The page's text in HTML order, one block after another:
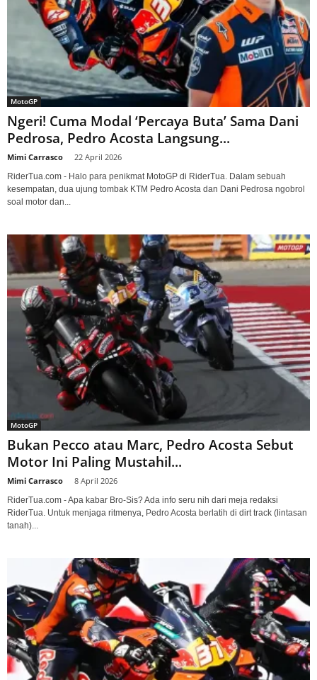
MotoGP
Ngeri! Cuma Modal ‘Percaya Buta’ Sama Dani
Pedrosa, Pedro Acosta Langsung...
Mimi Carrasco 22 April 2026
RiderTua.com - Halo para penikmat MotoGP di RiderTua. Dalam sebuah
kesempatan, dua ujung tombak KTM Pedro Acosta dan Dani Pedrosa ngobrol
soal motor dan...
MotoGP
Bukan Pecco atau Marc, Pedro Acosta Sebut
Motor Ini Paling Mustahil...
Mimi Carrasco 8 April 2026
RiderTua.com - Apa kabar Bro-Sis? Ada info seru nih dari meja redaksi
RiderTua. Untuk menjaga ritmenya, Pedro Acosta berlatih di dirt track (lintasan
tanah)...